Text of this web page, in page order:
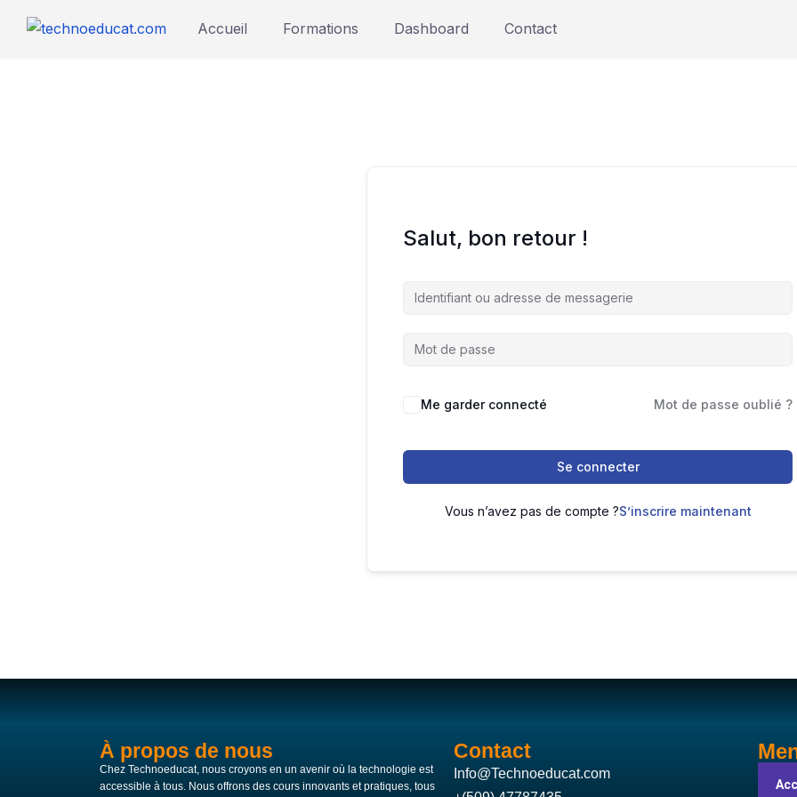
Accueil Formations Dashboard Contact
Salut, bon retour !
Me garder connecté Mot de passe oublié ?
Se connecter
Vous n’avez pas de compte ?S’inscrire maintenant
À propos de nous
Chez Technoeducat, nous croyons en un avenir où la technologie est
accessible à tous. Nous offrons des cours innovants et pratiques, tous
Contact
Info@Technoeducat.com